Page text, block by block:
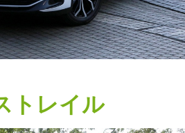
トレイル